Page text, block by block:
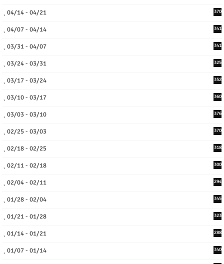
04/14 - 04/21 370
04/07 - 04/14 341
03/31 - 04/07 341
03/24 - 03/31 325
03/17 - 03/24 352
03/10 - 03/17 360
03/03 - 03/10 376
02/25 - 03/03 370
02/18 - 02/25 318
02/11 - 02/18 300
02/04 - 02/11 294
01/28 - 02/04 345
01/21 - 01/28 323
01/14 - 01/21 288
01/07 - 01/14 340